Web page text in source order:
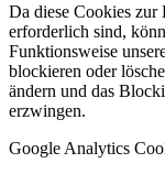
Da diese Cookies zur
erforderlich sind,
Funktionsweise
blockieren oder
ändern und das
erzwingen.
Google Analytics